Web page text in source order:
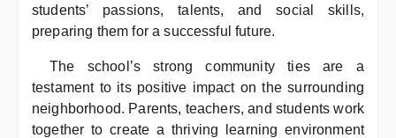
students’ passions, talents, and social skills,
preparing them for a successful future.
The school’s strong community ties are a
testament to its positive impact on the surrounding
neighborhood. Parents, teachers, and students work
together to create a thriving learning environment